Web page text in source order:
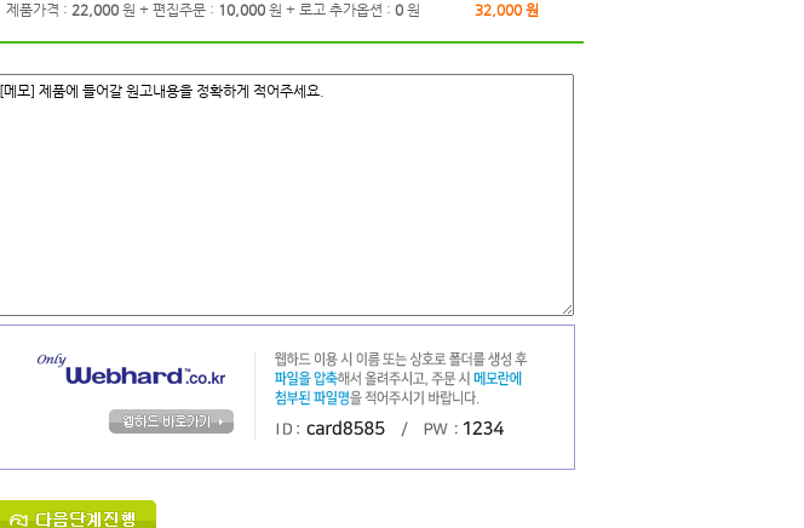
제품가격 : 22,000 원 + 편집주문 : 10,000 원 + 로고 추가옵션 : 0 원 32,000 원
[메모] 제품에 들어갈 원고내용을 정확하게 적어주세요.